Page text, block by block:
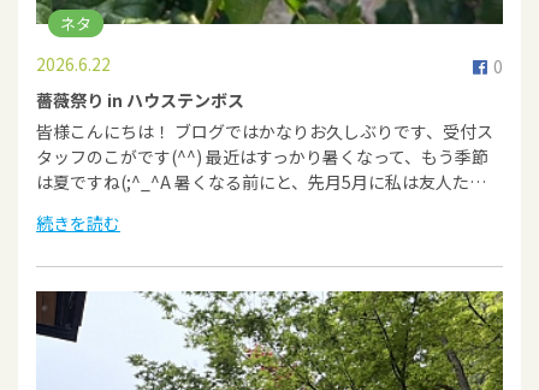
ネタ
0
2026.6.22
薔薇祭り in ハウステンボス
皆様こんにちは！ ブログではかなりお久しぶりです、受付ス
タッフのこがです(^^) 最近はすっかり暑くなって、もう季節
は夏ですね(;^_^A 暑くなる前にと、先月5月に私は友人た…
続きを読む